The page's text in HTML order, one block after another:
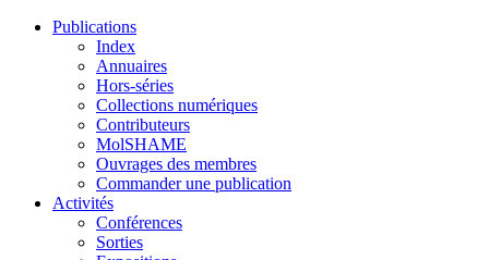
Publications
Index
Annuaires
Hors-séries
Collections numériques
Contributeurs
MolSHAME
Ouvrages des membres
Commander une publication
Activités
Conférences
Sorties